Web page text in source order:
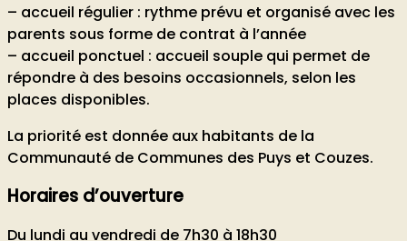
– accueil régulier : rythme prévu et organisé avec les
parents sous forme de contrat à l’année
– accueil ponctuel : accueil souple qui permet de
répondre à des besoins occasionnels, selon les
places disponibles.
La priorité est donnée aux habitants de la
Communauté de Communes des Puys et Couzes.
Horaires d’ouverture
Du lundi au vendredi de 7h30 à 18h30